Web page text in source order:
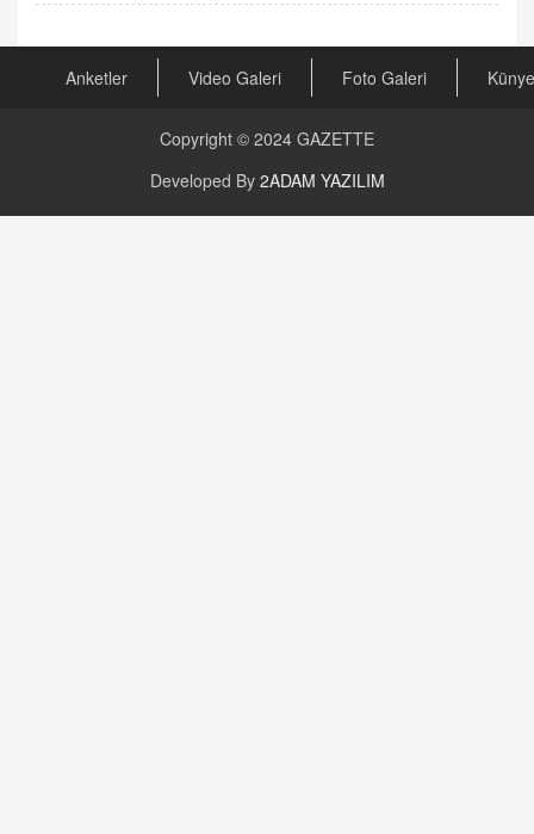
CAN UĞURATEŞ
Değişen yapısıyla Suriye
GÜNLÜK BURÇ YORUMU
Anketler Video Galeri Foto Galeri Künye
Copyright © 2024 GAZETTE
Developed By 2ADAM YAZILIM